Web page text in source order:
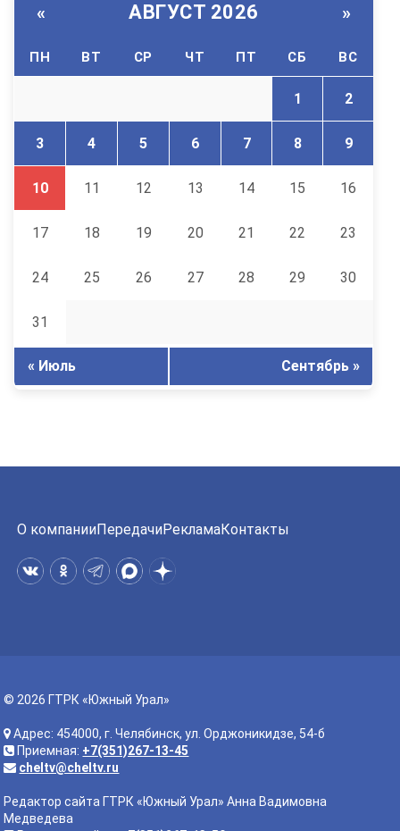
« АВГУСТ 2026 »
ПН ВТ СР ЧТ ПТ СБ ВС
1 2
3 4 5 6 7 8 9
10 11 12 13 14 15 16
17 18 19 20 21 22 23
24 25 26 27 28 29 30
31
« Июль Сентябрь »
О компанииПередачиРекламаКонтакты
© 2026 ГТРК «Южный Урал»
Адрес: 454000, г. Челябинск, ул. Орджоникидзе, 54-б
Приемная: +7(351)267-13-45
cheltv@cheltv.ru
Редактор сайта ГТРК «Южный Урал» Анна Вадимовна
Медведева